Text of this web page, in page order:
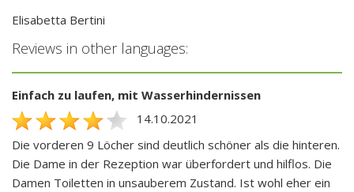
Elisabetta Bertini
Reviews in other languages:
Einfach zu laufen, mit Wasserhindernissen
14.10.2021
Die vorderen 9 Löcher sind deutlich schöner als die hinteren.
Die Dame in der Rezeption war überfordert und hilflos. Die
Damen Toiletten in unsauberem Zustand. Ist wohl eher ein